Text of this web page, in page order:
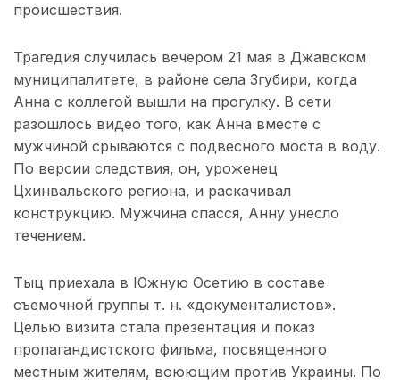
происшествия.
Трагедия случилась вечером 21 мая в Джавском
муниципалитете, в районе села Згубири, когда
Анна с коллегой вышли на прогулку. В сети
разошлось видео того, как Анна вместе с
мужчиной срываются с подвесного моста в воду.
По версии следствия, он, уроженец
Цхинвальского региона, и раскачивал
конструкцию. Мужчина спасся, Анну унесло
течением.
Тыц приехала в Южную Осетию в составе
съемочной группы т. н. «документалистов».
Целью визита стала презентация и показ
пропагандистского фильма, посвященного
местным жителям, воюющим против Украины. По